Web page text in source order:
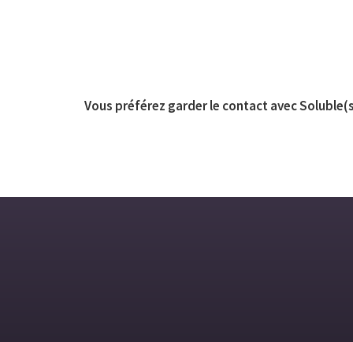
Vous préférez garder le contact avec